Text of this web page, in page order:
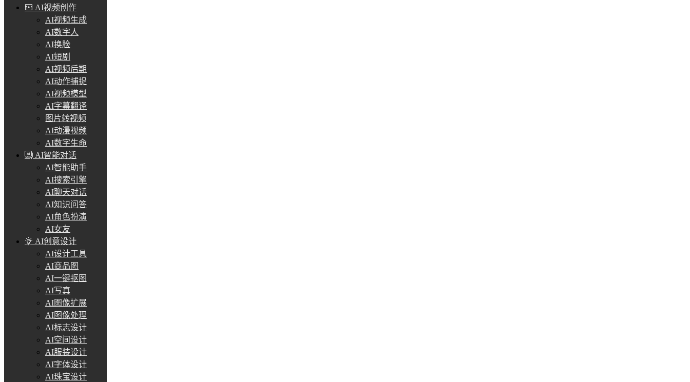
AI视频创作
AI视频生成
AI数字人
AI换脸
AI短剧
AI视频后期
AI动作捕捉
AI视频模型
AI字幕翻译
图片转视频
AI动漫视频
AI数字生命
AI智能对话
AI智能助手
AI搜索引擎
AI聊天对话
AI知识问答
AI角色扮演
AI女友
AI创意设计
AI设计工具
AI商品图
AI一键抠图
AI写真
AI图像扩展
AI图像处理
AI标志设计
AI空间设计
AI服装设计
AI字体设计
AI珠宝设计